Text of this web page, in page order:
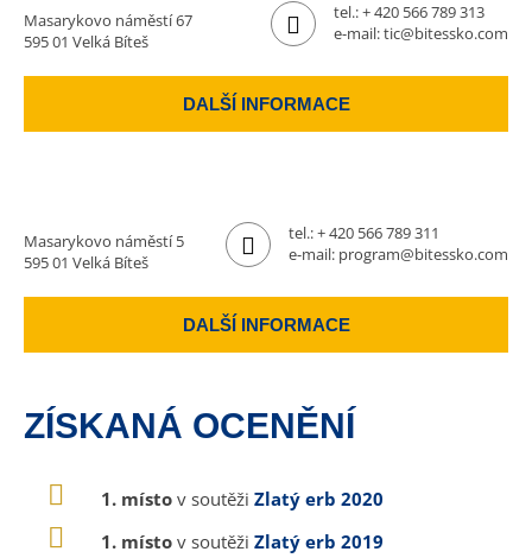
Masarykovo náměstí 67
595 01 Velká Bíteš
tel.:+ 420 566 789 313
e-mail:tic@bitessko.com
DALŠÍ INFORMACE
Masarykovo náměstí 5
595 01 Velká Bíteš
tel.:+ 420 566 789 311
e-mail: program@bitessko.com
DALŠÍ INFORMACE
ZÍSKANÁ OCENĚNÍ
1. místo v soutěži Zlatý erb 2020
1. místo v soutěži Zlatý erb 2019